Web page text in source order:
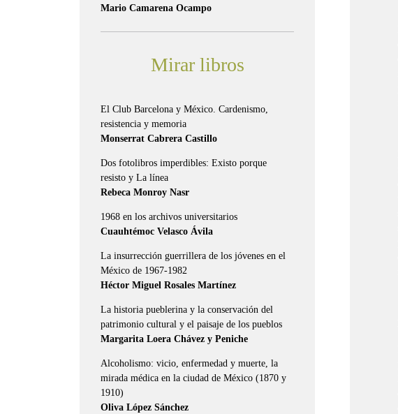
Mario Camarena Ocampo
Mirar libros
El Club Barcelona y México. Cardenismo,
resistencia y memoria
Monserrat Cabrera Castillo
Dos fotolibros imperdibles: Existo porque
resisto y La línea
Rebeca Monroy Nasr
1968 en los archivos universitarios
Cuauhtémoc Velasco Ávila
La insurrección guerrillera de los jóvenes en el
México de 1967-1982
Héctor Miguel Rosales Martínez
La historia pueblerina y la conservación del
patrimonio cultural y el paisaje de los pueblos
Margarita Loera Chávez y Peniche
Alcoholismo: vicio, enfermedad y muerte, la
mirada médica en la ciudad de México (1870 y
1910)
Oliva López Sánchez